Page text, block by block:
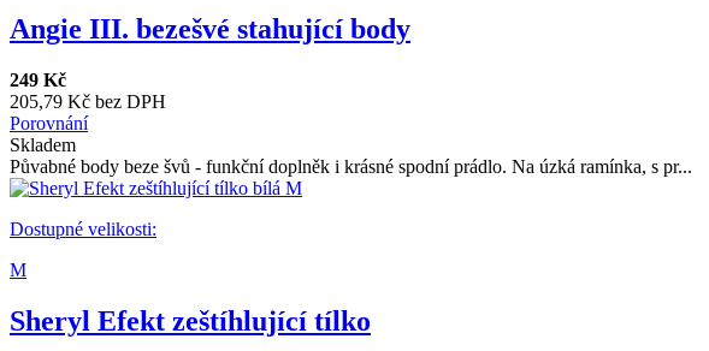
Angie III. bezešvé stahující body
249 Kč
205,79 Kč bez DPH
Porovnání
Skladem
Půvabné body beze švů - funkční doplněk i krásné spodní prádlo. Na úzká ramínka, s pr...
Dostupné velikosti:
M
Sheryl Efekt zeštíhlující tílko